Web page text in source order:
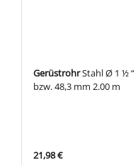
GerüstrohrStahl Ø 1 ½ “
bzw. 48,3 mm 2.00 m
21,98 €